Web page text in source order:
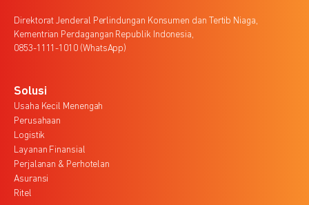
Direktorat Jenderal Perlindungan Konsumen dan Tertib Niaga,
Kementrian Perdagangan Republik Indonesia,
0853-1111-1010 (WhatsApp)
Solusi
Usaha Kecil Menengah
Perusahaan
Logistik
Layanan Finansial
Perjalanan & Perhotelan
Asuransi
Ritel